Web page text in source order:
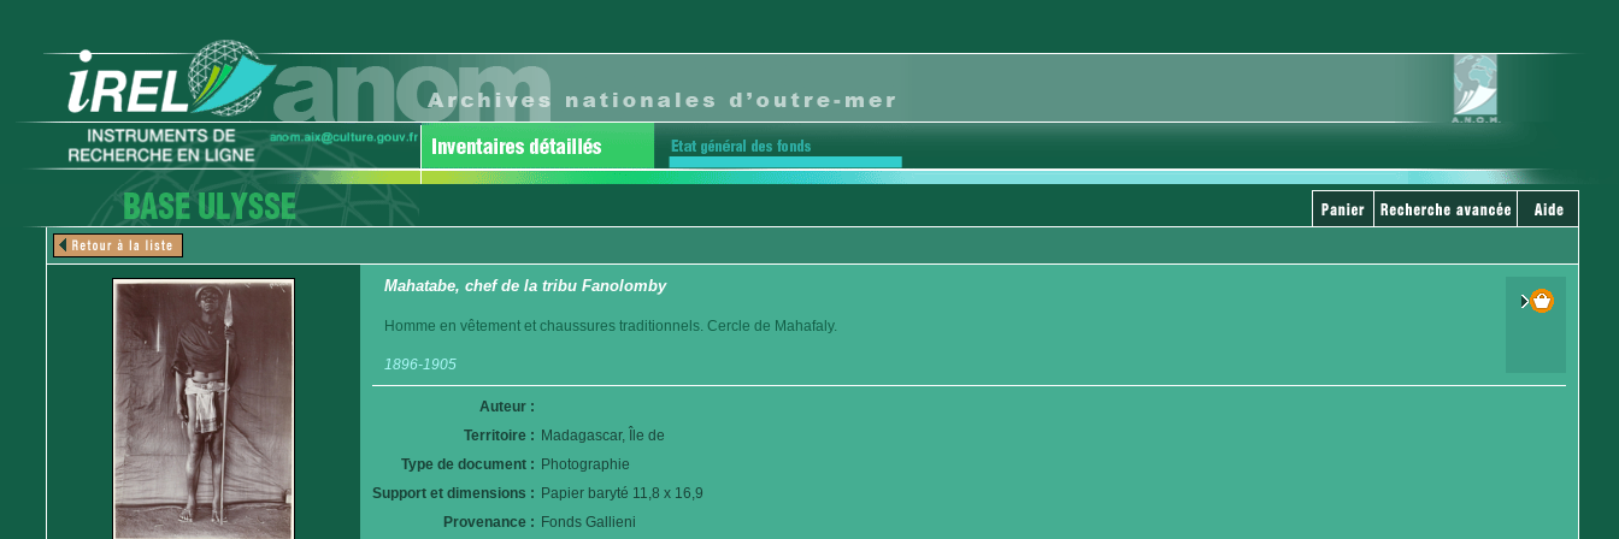
Mahatabe, chef de la tribu Fanolomby
Homme en vêtement et chaussures traditionnels. Cercle de Mahafaly.
1896-1905
Auteur :
Territoire : Madagascar, Île de
Type de document : Photographie
Support et dimensions : Papier baryté 11,8 x 16,9
Provenance : Fonds Gallieni